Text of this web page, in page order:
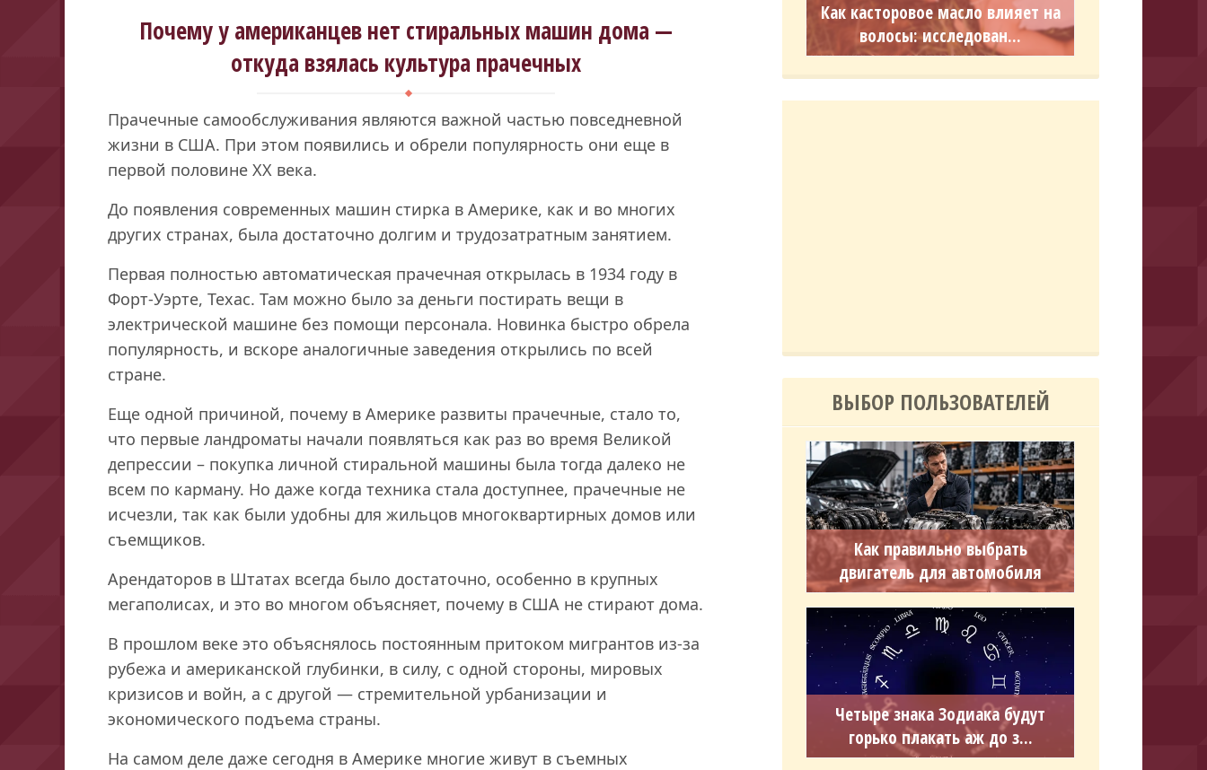
Почему у американцев нет стиральных машин дома —
откуда взялась культура прачечных
Прачечные самообслуживания являются важной частью повседневной
жизни в США. При этом появились и обрели популярность они еще в
первой половине XX века.
До появления современных машин стирка в Америке, как и во многих
других странах, была достаточно долгим и трудозатратным занятием.
Первая полностью автоматическая прачечная открылась в 1934 году в
Форт-Уэрте, Техас. Там можно было за деньги постирать вещи в
электрической машине без помощи персонала. Новинка быстро обрела
популярность, и вскоре аналогичные заведения открылись по всей
стране.
Еще одной причиной, почему в Америке развиты прачечные, стало то,
что первые ландроматы начали появляться как раз во время Великой
депрессии – покупка личной стиральной машины была тогда далеко не
всем по карману. Но даже когда техника стала доступнее, прачечные не
исчезли, так как были удобны для жильцов многоквартирных домов или
съемщиков.
Арендаторов в Штатах всегда было достаточно, особенно в крупных
мегаполисах, и это во многом объясняет, почему в США не стирают дома.
В прошлом веке это объяснялось постоянным притоком мигрантов из-за
рубежа и американской глубинки, в силу, с одной стороны, мировых
кризисов и войн, а с другой — стремительной урбанизации и
экономического подъема страны.
На самом деле даже сегодня в Америке многие живут в съемных
Как касторовое масло влияет на
волосы: исследован...
ВЫБОР ПОЛЬЗОВАТЕЛЕЙ
Как правильно выбрать
двигатель для автомобиля
Четыре знака Зодиака будут
горько плакать аж до з...